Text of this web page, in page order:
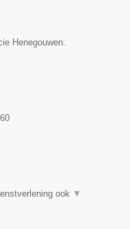
Henegouwen.
ook ▼